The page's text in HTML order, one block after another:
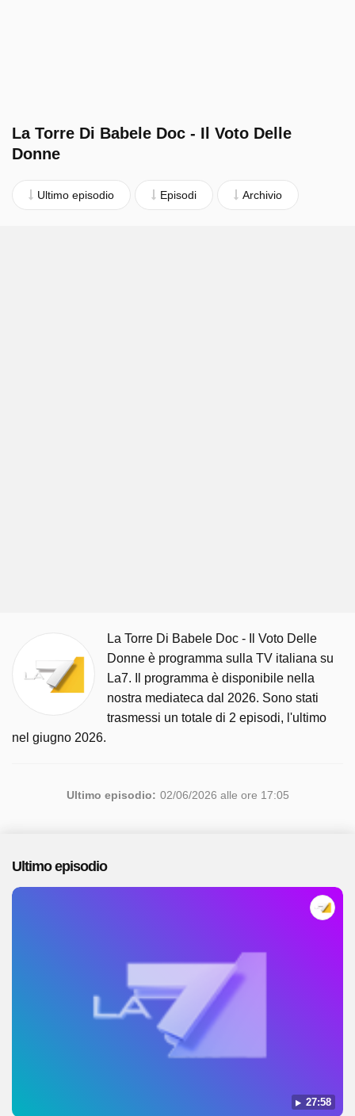
La Torre Di Babele Doc - Il Voto Delle
Donne
Ultimo episodio Episodi Archivio
La Torre Di Babele Doc - Il Voto Delle
Donne è programma sulla TV italiana su
La7. Il programma è disponibile nella
nostra mediateca dal 2026. Sono stati
trasmessi un totale di 2 episodi, l'ultimo
nel giugno 2026.
Ultimo episodio: 02/06/2026 alle ore 17:05
Ultimo episodio
27:58